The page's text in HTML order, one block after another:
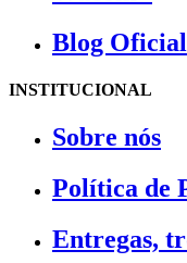
Blog Oficial
INSTITUCIONAL
Sobre nós
Política de
Entregas,